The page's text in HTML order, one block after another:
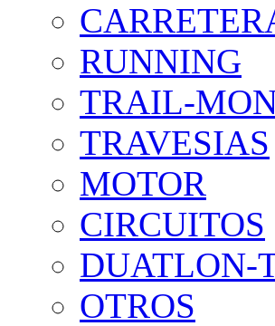
RUNNING
TRAIL-
TRAVESIAS
MOTOR
CIRCUITOS
DUATLON-
OTROS